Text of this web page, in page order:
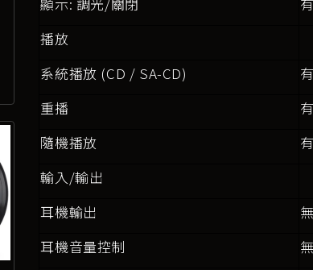
播放
系統播放 (CD / SA-CD)
重播
有
隨機播放
有
輸入/輸出
耳機輸出
無
耳機音量控制
無